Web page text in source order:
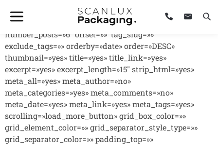
[fusion_blog layout=»grid» blog_grid_columns=»3″
blog_grid_column_spacing=»35″ equal_heights=»no»
number_posts=»6″ offset=»» tag_slug=»»
exclude_tags=»» orderby=»date» order=»DESC»
thumbnail=»yes» title=»yes» title_link=»yes»
excerpt=»yes» excerpt_length=»15″ strip_html=»yes»
meta_all=»yes» meta_author=»no»
meta_categories=»yes» meta_comments=»no»
meta_date=»yes» meta_link=»yes» meta_tags=»yes»
scrolling=»load_more_button» grid_box_color=»»
grid_element_color=»» grid_separator_style_type=»»
grid_separator_color=»» padding_top=»»